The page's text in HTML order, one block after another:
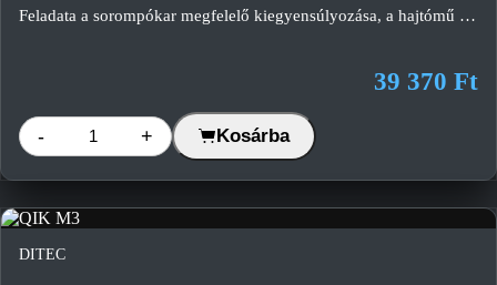
Feladata a sorompókar megfelelő kiegyensúlyozása, a hajtómű és
rugó kiválasztása minden esetben a DITEC gyári rugóválasztó
táblázata alapján történik.
39 370 Ft
- + Kosárba
DITEC